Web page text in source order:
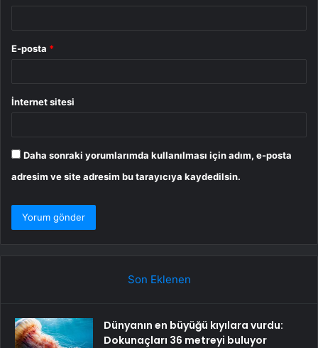
E-posta *
İnternet sitesi
Daha sonraki yorumlarımda kullanılması için adım, e-posta
adresim ve site adresim bu tarayıcıya kaydedilsin.
Son Eklenen
Dünyanın en büyüğü kıyılara vurdu:
Dokunaçları 36 metreyi buluyor